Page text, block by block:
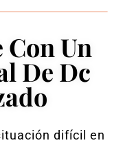
Un
De Dc
difícil en